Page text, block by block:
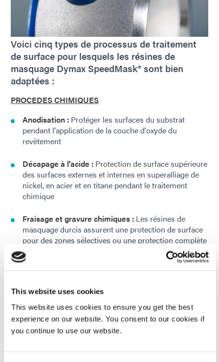
This website uses cookies
This website uses cookies to ensure you get the best
experience on our website. You consent to our cookies if
you continue to use our website.
Voici cinq types de processus de traitement
de surface pour lesquels les résines de
masquage Dymax SpeedMask® sont bien
adaptées :
PROCEDES CHIMIQUES
Anodisation : Protéger les surfaces du substrat
pendant l'application de la couche d'oxyde du
revêtement
Décapage à l'acide : Protection de surface supérieure
des surfaces externes et internes en superalliage de
nickel, en acier et en titane pendant le traitement
chimique
Fraisage et gravure chimiques : Les résines de
masquage durcis assurent une protection de surface
pour des zones sélectives ou une protection complète
des composants
chrome (cr), à l'or (Au) et à l'argent (Ag)